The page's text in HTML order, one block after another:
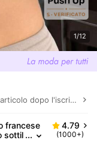
1/12
dopo l'iscrizione.
francese
sottil
4.79
(1000+)